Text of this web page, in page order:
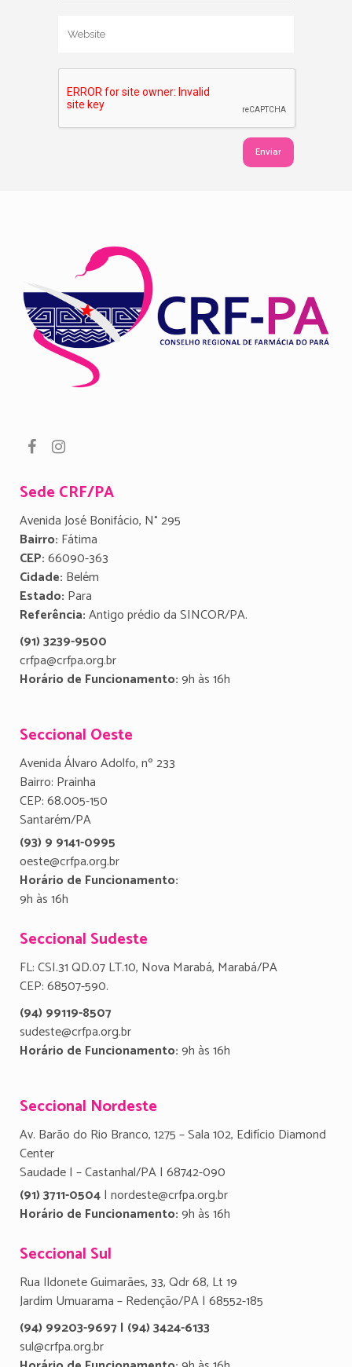
Sede CRF/PA
Avenida José Bonifácio, N° 295
Bairro: Fátima
CEP:66090-363
Cidade: Belém
Estado: Para
Referência:Antigo prédio da SINCOR/PA.
(91) 3239-9500
crfpa@crfpa.org.br
Horário de Funcionamento:9h às 16h
Seccional Oeste
Avenida Álvaro Adolfo, nº 233
Bairro: Prainha
CEP: 68.005-150
Santarém/PA
(93) 9 9141-0995
oeste@crfpa.org.br
Horário de Funcionamento:
9h às 16h
Seccional Sudeste
FL: CSI.31 QD.07 LT.10, Nova Marabá, Marabá/PA
CEP: 68507-590.
(94) 99119-8507
sudeste@crfpa.org.br
Horário de Funcionamento:9h às 16h
Seccional Nordeste
Av. Barão do Rio Branco, 1275 – Sala 102, Edifício Diamond
Center
Saudade I – Castanhal/PA | 68742-090
(91) 3711-0504| nordeste@crfpa.org.br
Horário de Funcionamento:9h às 16h
Seccional Sul
Rua Ildonete Guimarães, 33, Qdr 68, Lt 19
Jardim Umuarama – Redenção/PA | 68552-185
(94) 99203-9697 | (94) 3424-6133
sul@crfpa.org.br